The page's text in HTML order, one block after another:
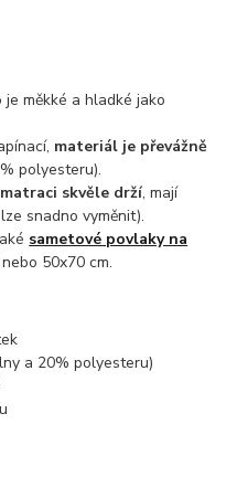
je měkké a hladké jako
materiál je převážně
polyesteru).
skvěle drží, mají
snadno vyměnit).
sametové povlaky na
50x70 cm.
a 20% polyesteru)